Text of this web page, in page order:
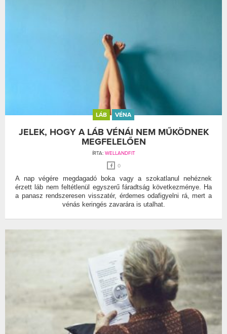
LÁB VÉNA
JELEK, HOGY A LÁB VÉNÁI NEM MŰKÖDNEK
MEGFELELŐEN
ÍRTA: WELLANDFIT
0
A nap végére megdagadó boka vagy a szokatlanul nehéznek
érzett láb nem feltétlenül egyszerű fáradtság következménye. Ha
a panasz rendszeresen visszatér, érdemes odafigyelni rá, mert a
vénás keringés zavarára is utalhat.